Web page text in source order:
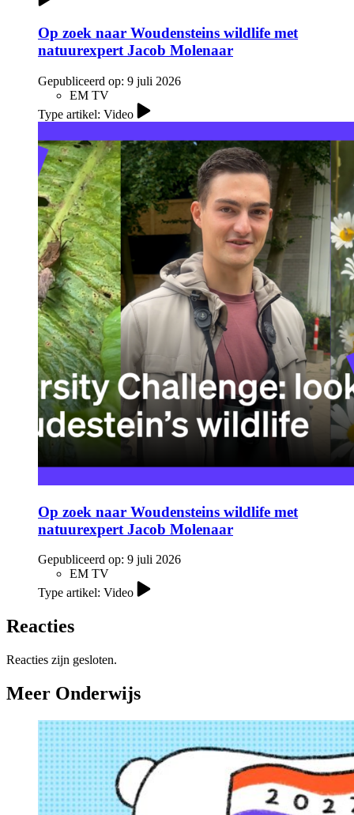
Op zoek naar Woudensteins wildlife met
natuurexpert Jacob Molenaar
Gepubliceerd op: 9 juli 2026
EM TV
Type artikel: Video
Op zoek naar Woudensteins wildlife met
natuurexpert Jacob Molenaar
Gepubliceerd op: 9 juli 2026
EM TV
Type artikel: Video
Reacties
Reacties zijn gesloten.
Meer Onderwijs